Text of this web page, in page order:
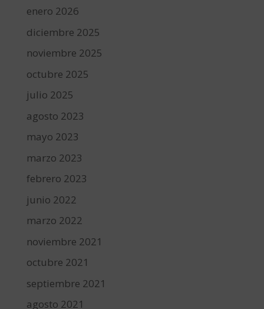
enero 2026
diciembre 2025
noviembre 2025
octubre 2025
julio 2025
agosto 2023
mayo 2023
marzo 2023
febrero 2023
junio 2022
marzo 2022
noviembre 2021
octubre 2021
septiembre 2021
agosto 2021